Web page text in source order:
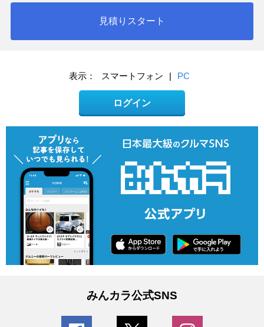
見積りスタート
表示： スマートフォン | PC
ログイン
みんカラ公式SNS